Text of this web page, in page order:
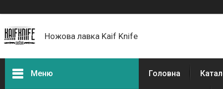
Ножова лавка Kaif Knife
Меню Головна